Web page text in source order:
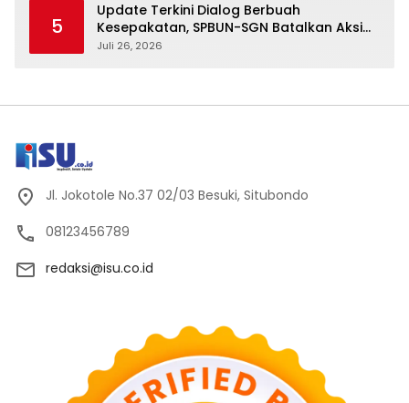
5
Update Terkini Dialog Berbuah
Kesepakatan, SPBUN-SGN Batalkan Aksi
Nasional Setelah Holding Penuhi Sejumlah
Juli 26, 2026
Jl. Jokotole No.37 02/03 Besuki, Situbondo
08123456789
redaksi@isu.co.id